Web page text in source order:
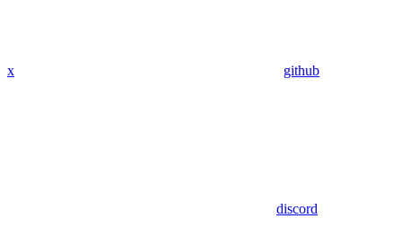
x github
discord